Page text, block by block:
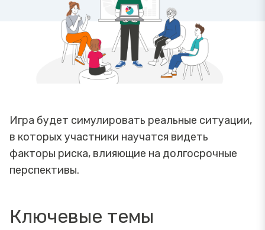
Игра будет симулировать реальные ситуации,
в которых участники научатся видеть
факторы риска, влияющие на долгосрочные
перспективы.
Ключевые темы